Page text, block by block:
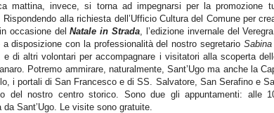
mattina, invece, si torna ad impegnarsi per la promozione
Rispondendo alla richiesta dell’Ufficio Cultura del Comune per
occasione delNatale in Strada , l’edizione invernale del
disposizione con la professionalità del nostro segretario
e di altri volontari per accompagnare i visitatori alla scoperta
Potremo ammirare, naturalmente, Sant’Ugo ma anche la
i portali di San Francesco e di SS. Salvatore, San Serafino e
del nostro centro storico. Sono due gli appuntamenti: alle
da Sant’Ugo. Le visite sono gratuite.